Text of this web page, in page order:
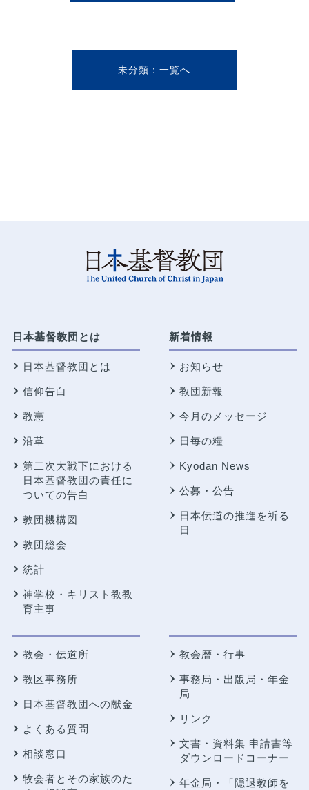
未分類
日本基督教団とは
日本基督教団とは
信仰告白
教憲
沿革
第二次大戦下における
日本基督教団の責任に
ついての告白
教団機構図
教団総会
統計
神学校・キリスト教教
育主事
新着情報
お知らせ
教団新報
今月のメッセージ
日毎の糧
Kyodan News
公募・公告
日本伝道の推進を祈る
日
教会・伝道所
教区事務所
日本基督教団への献金
よくある質問
相談窓口
牧会者とその家族のた
教会暦・行事
事務局・出版局・年金
局
リンク
文書・資料集 申請書等
ダウンロードコーナー
年金局・ 「隠退教師を